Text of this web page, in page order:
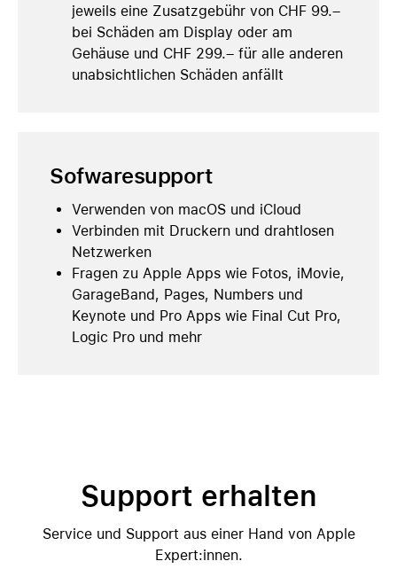
jeweils eine Zusatzgebühr von CHF 99.–
bei Schäden am Display oder am
Gehäuse und CHF 299.– für alle anderen
unabsichtlichen Schäden anfällt
Sofwaresupport
Verwenden von macOS und iCloud
Verbinden mit Druckern und drahtlosen
Netzwerken
Fragen zu Apple Apps wie Fotos, iMovie,
GarageBand, Pages, Numbers und
Keynote und Pro Apps wie Final Cut Pro,
Logic Pro und mehr
Support erhalten
Service und Support aus einer Hand von Apple
Expert:innen.